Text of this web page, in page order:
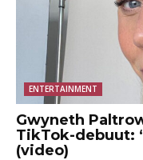
ENTERTAINMENT
Gwyneth
TikTok-debuut:
(video)